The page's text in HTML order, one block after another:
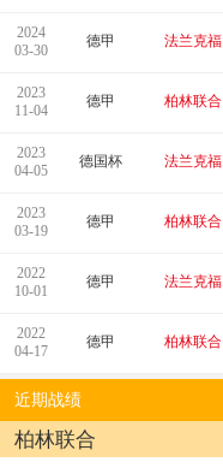
2024
03-30
德甲 法兰克福
2023
11-04
德甲 柏林联合
2023
04-05
德国杯 法兰克福
2023
03-19
德甲 柏林联合
2022
10-01
德甲 法兰克福
2022
04-17
德甲 柏林联合
近期战绩
柏林联合